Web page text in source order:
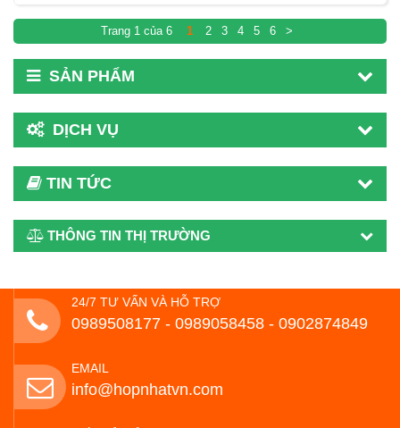
Trang 1 của 6 1 2 3 4 5 6 >
SẢN PHẨM
DỊCH VỤ
TIN TỨC
THÔNG TIN THỊ TRƯỜNG
24/7 TƯ VẤN VÀ HỖ TRỢ
0989508177 - ‭0989058458‬ - 0902874849
EMAIL
info@hopnhatvn.com